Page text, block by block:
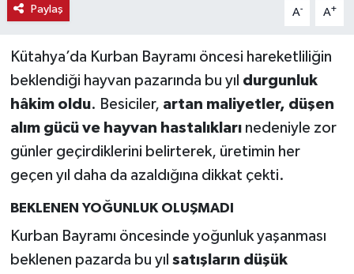
Paylaş A- A+
Kütahya’da Kurban Bayramı öncesi hareketliliğin
beklendiği hayvan pazarında bu yıl durgunluk
hâkim oldu. Besiciler, artan maliyetler, düşen
alım gücü ve hayvan hastalıklarınedeniyle zor
günler geçirdiklerini belirterek, üretimin her
geçen yıl daha da azaldığına dikkat çekti.
BEKLENEN YOĞUNLUK OLUŞMADI
Kurban Bayramı öncesinde yoğunluk yaşanması
beklenen pazarda bu yıl satışların düşük
Sağlık
Seri İlan
Siyaset
Spor
Teknoloji
Vasıta